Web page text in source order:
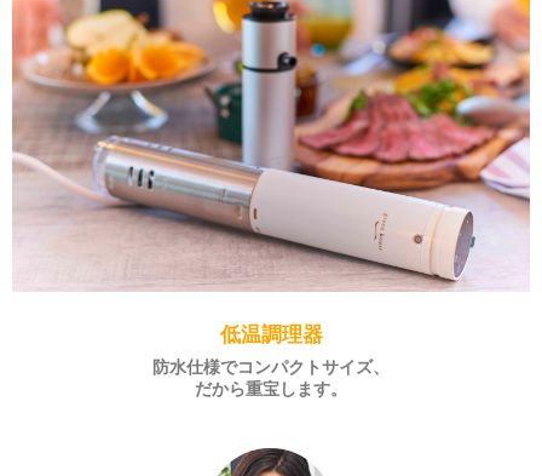
低温調理器
防水仕様でコンパクトサイズ、
だから重宝します。